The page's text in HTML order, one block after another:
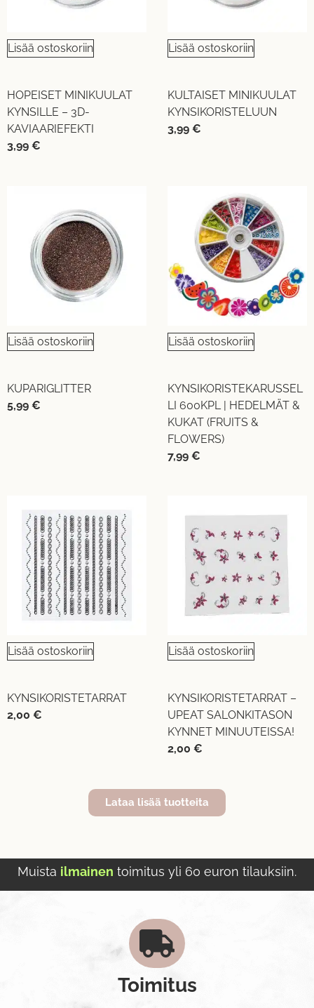
Lisää ostoskoriin
HOPEISET MINIKUULAT
KYNSILLE – 3D-
KAVIAARIEFEKTI
3,99 €
Lisää ostoskoriin
KULTAISET MINIKUULAT
KYNSIKORISTELUUN
3,99 €
Lisää ostoskoriin
KUPARIGLITTER
5,99 €
Lisää ostoskoriin
KYNSIKORISTEKARUSSEL
LI 600KPL | HEDELMÄT &
KUKAT (FRUITS &
FLOWERS)
7,99 €
Lisää ostoskoriin
KYNSIKORISTETARRAT
2,00 €
Lisää ostoskoriin
KYNSIKORISTETARRAT –
UPEAT SALONKITASON
KYNNET MINUUTEISSA!
2,00 €
Lataa lisää tuotteita
Muista ilmainen toimitus yli 60 euron tilauksiin.
Toimitus